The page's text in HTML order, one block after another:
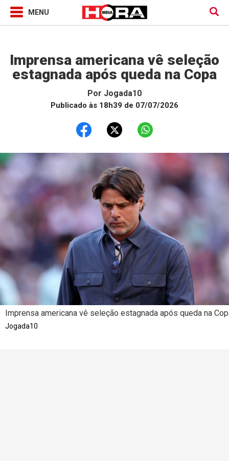
Imprensa americana vê seleção
estagnada após queda na Copa
Por Jogada10
Publicado às 18h39 de 07/07/2026
Imprensa americana vê seleção estagnada após queda na
Jogada10